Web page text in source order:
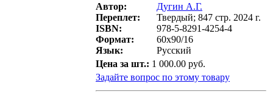
Автор:
Дугин А.Г.
Переплет:
Твердый; 847 стр. 2024 г.
ISBN:
978-5-8291-4254-4
Формат:
60х90/16
Язык:
Русский
Цена за шт.: 1 000.00 руб.
Задайте вопрос по этому товару